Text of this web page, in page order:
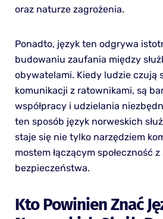
oraz naturze zagrożenia.
Ponadto, język ten odgrywa
budowaniu zaufania między
obywatelami. Kiedy ludzie czują
komunikacji z ratownikami, są
współpracy i udzielania
ten sposób język norweskich
staje się nie tylko narzędziem
mostem łączącym społeczność
bezpieczeństwa.
Kto Powinien Znać